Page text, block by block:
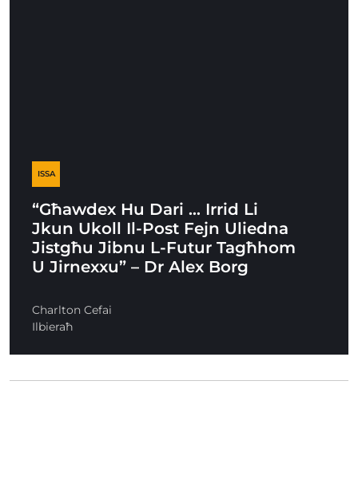
ISSA
“Għawdex Hu Dari … Irrid Li
Jkun Ukoll Il-Post Fejn Uliedna
Jistgħu Jibnu L-Futur Tagħhom
U Jirnexxu” – Dr Alex Borg
Charlton Cefai
Ilbieraħ